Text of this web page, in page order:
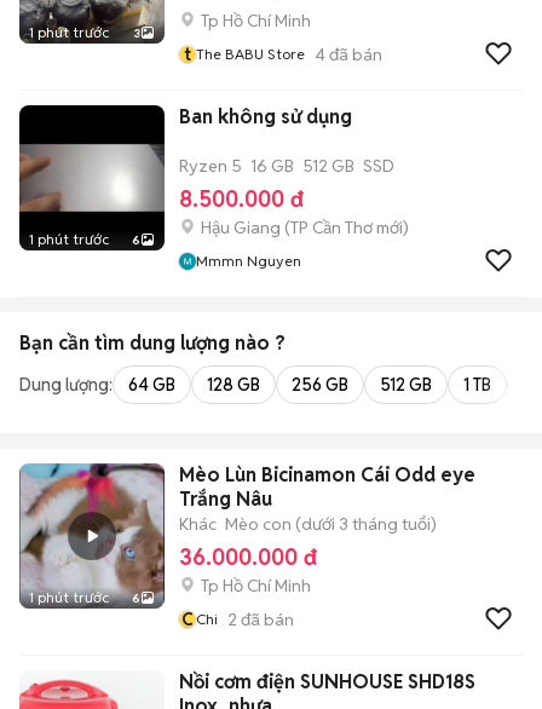
1 phút trước 3
Tp Hồ Chí Minh
t The BABU Store 4đã bán
1 phút trước 6
Ban không sử dụng
Ryzen 5 16 GB 512 GB SSD
8.500.000 đ
Hậu Giang (TP Cần Thơmới)
Mmmn Nguyen
Bạn cần tìm dung lượng nào ?
Dung lượng: 64 GB 128 GB 256 GB 512 GB 1 TB
1 phút trước 6
Mèo Lùn Bicinamon Cái Odd eye
Trắng Nâu
Khác Mèo con (dưới 3 tháng tuổi)
36.000.000 đ
Tp Hồ Chí Minh
CChi 2 đã bán
Nồi cơm điện SUNHOUSE SHD18S